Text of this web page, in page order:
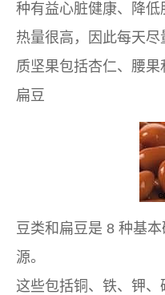
种有益心脏健康、降
热量很高，因此每天
质坚果包括杏仁、腰
扁豆
豆类和扁豆是 8 种基
源。
这些包括铜、铁、钾